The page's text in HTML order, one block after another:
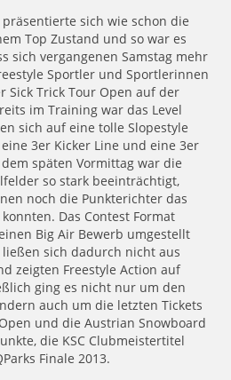
sich wie schon die
Top Zustand und so war es
sich vergangenen Samstag mehr
Sportler und Sportlerinnen
Sick Trick Tour Open auf der
im Training war das Level
sich auf eine tolle Slopestyle
3er Kicker Line und eine 3er
späten Vormittag war die
so stark beeinträchtigt,
noch die Punkterichter das
Das Contest Format
Big Air Bewerb umgestellt
sich dadurch nicht aus
zeigten Freestyle Action auf
ging es nicht nur um den
auch um die letzten Tickets
und die Austrian Snowboard
die KSC Clubmeistertitel
Finale 2013.